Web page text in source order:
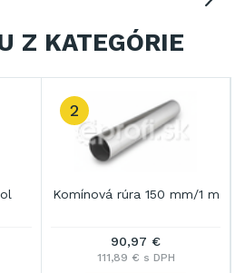
Z KATEGÓRIE
1
Komínová strieška 150 mm
64,70 €
79,58 € s DPH